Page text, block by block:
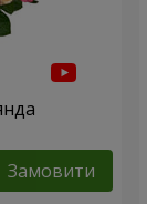
Замовити